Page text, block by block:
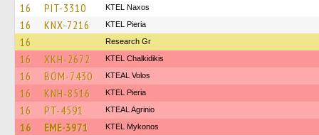
16 PIT-3310 KTEL Naxos
16 KNX-7216 KTEL Pieria
16 Research Gr
16 XKH-2672 ΚΤΕL Chalkidikis
16 BOM-7430 KTEAL Volos
16 KNH-8516 KTEL Pieria
16 PT-4591 KTEAL Agrinio
16 EME-3971 KTEL Mykonos